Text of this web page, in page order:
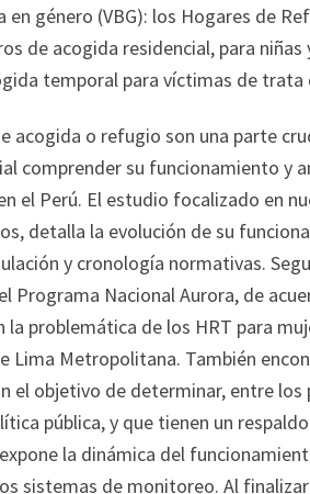
en género (VBG): los Hogares de
de acogida residencial, para
temporal para víctimas de trata
acogida o refugio son una parte
comprender su funcionamiento y
el Perú. El estudio focalizado en
detalla la evolución de su
y cronología normativas.
Programa Nacional Aurora, de
la problemática de los HRT para
Lima Metropolitana. También
el objetivo de determinar, entre
pública, y que tienen un
la dinámica del
sistemas de monitoreo. Al